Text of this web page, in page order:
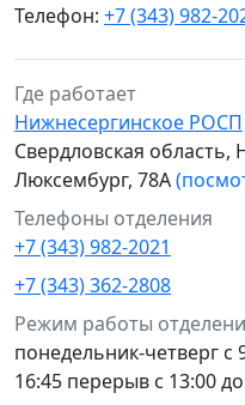
Телефон: +7 (343) 982-
Где работает
Нижнесергинское РОСП
Свердловская
Люксембург, 78А
Телефоны отделения
+7 (343) 982-2021
+7 (343) 362-2808
Режим работы
понедельник-четверг с
16:45 перерыв с 13:00